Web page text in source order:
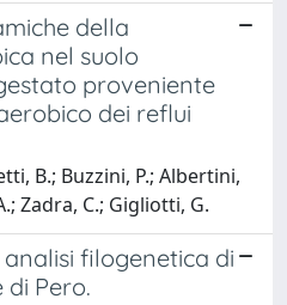
della
nel suolo
proveniente
dei reflui
B.; Buzzini, P.; Albertini,
Zadra, C.; Gigliotti, G.
filogenetica di
Pero.